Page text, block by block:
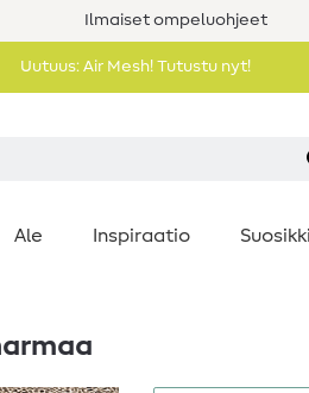
Ilmaiset ompeluohjeet
Uutuus: Air Mesh! Tutustu nyt!
Ale Inspiraatio